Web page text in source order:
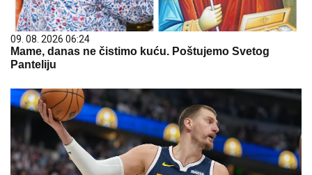
09. 08. 2026 06:24
Mame, danas ne čistimo kuću. Poštujemo Svetog
Panteliju